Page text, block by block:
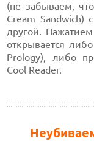
(не забываем,
Cream Sandwich)
другой.
открывается
Prology), либо
Cool Reader.